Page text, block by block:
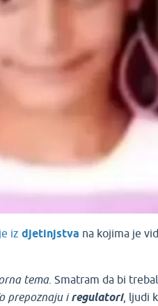
izdjetinjstva na kojima je
tema. Smatram da bi
prepoznaju iregulatori, ljudi